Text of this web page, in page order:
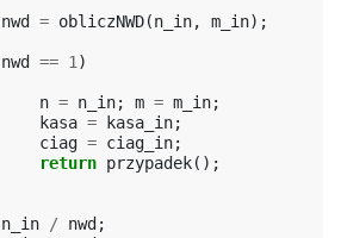
nwd = obliczNWD(n_in, m_in);
nwd == 1 )
n = n_in; m = m_in;
kasa = kasa_in;
ciag = ciag_in;
return przypadek();
n_in / nwd ;